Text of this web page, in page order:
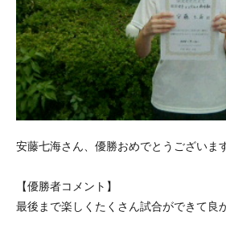
安藤七海さん、優勝おめでとうございま
【優勝者コメント】
最後まで楽しくたくさん試合ができて良